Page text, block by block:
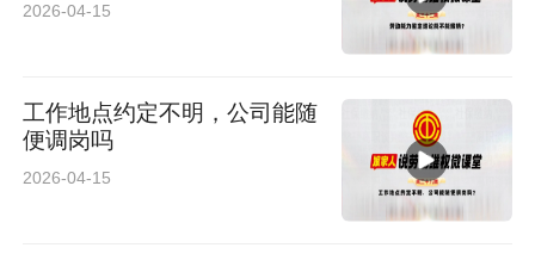
2026-04-15
工作地点约定不明，公司能随
便调岗吗
2026-04-15